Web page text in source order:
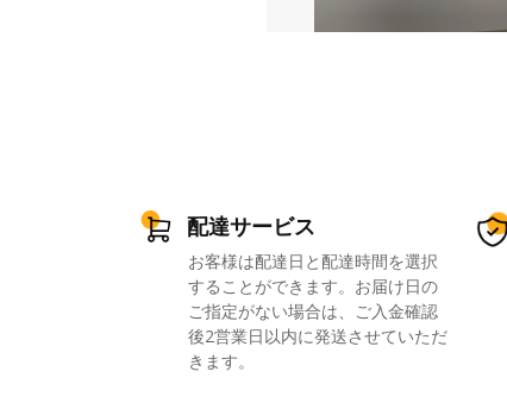
配達サービス
お客様は配達日と配達時間を選択
することができます。お届け日の
ご指定がない場合は、ご入金確認
後2営業日以内に発送させていただ
きます。